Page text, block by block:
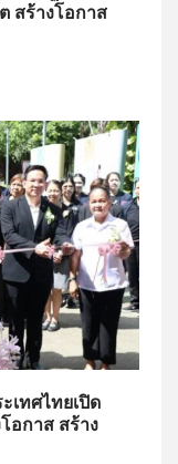
สร้างโอกาส
เทศไทยเปิด
อกาส สร้าง